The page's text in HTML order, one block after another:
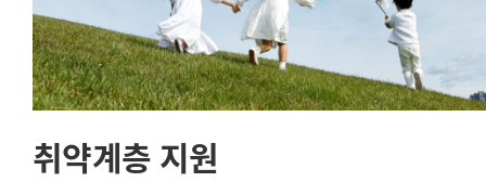
취약계층 지원